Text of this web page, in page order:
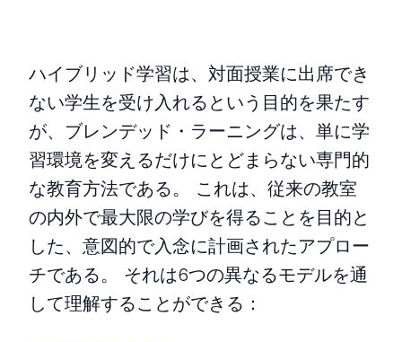
ハイブリッド学習は、対面授業に出席でき
ない学生を受け入れるという目的を果たす
が、ブレンデッド・ラーニングは、単に学
習環境を変えるだけにとどまらない専門的
な教育方法である。 これは、従来の教室
の内外で最大限の学びを得ることを目的と
した、意図的で入念に計画されたアプロー
チである。 それは6つの異なるモデルを通
して理解することができる：